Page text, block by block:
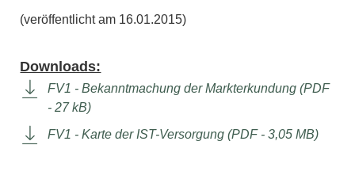
(veröffentlicht am 16.01.2015)
Downloads:
FV1 - Bekanntmachung der Markterkundung (PDF
- 27 kB)
FV1 - Karte der IST-Versorgung (PDF - 3,05 MB)